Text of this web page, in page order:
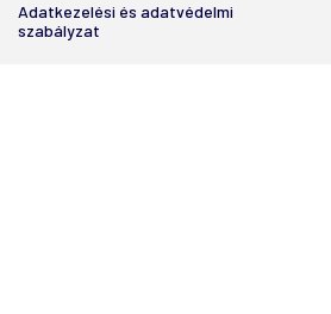
Adatkezelési és adatvédelmi
szabályzat